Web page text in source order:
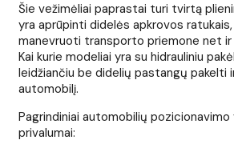
Šie vežimėliai paprastai turi tvirtą
yra aprūpinti didelės apkrovos
manevruoti transporto priemone net ir
Kai kurie modeliai yra su hidrauliniu
leidžiančiu be didelių pastangų pakelti
automobilį.
Pagrindiniai automobilių pozicionavimo
privalumai: